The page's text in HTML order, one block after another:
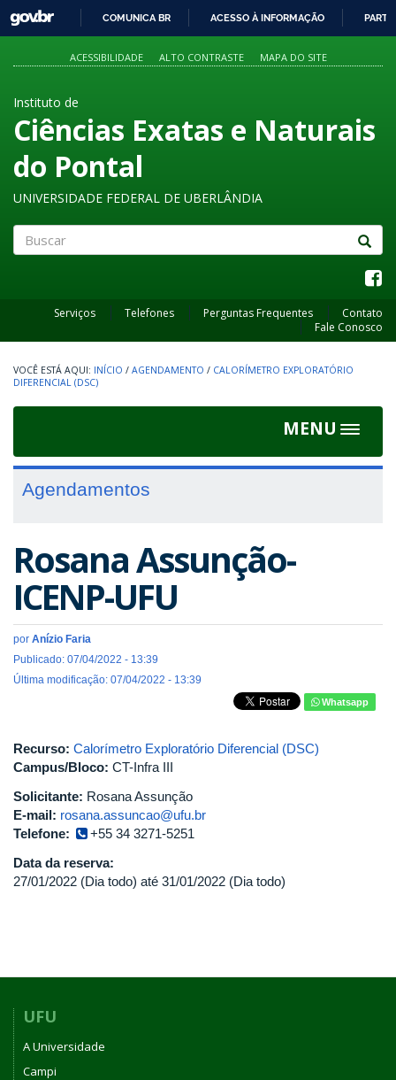
PARA
O
GOVBR
COMUNICA BR ACESSO À INFORMAÇÃO
ACESSIBILIDADE ALTO CONTRASTE MAPA DO SITE
Instituto de
Ciências Exatas e Naturais
do Pontal
UNIVERSIDADE FEDERAL DE UBERLÂNDIA
Serviços Telefones Perguntas Frequentes
Contato
Fale Conosco
INÍCIO / AGENDAMENTO / CALORÍMETRO EXPLORATÓRIO
DIFERENCIAL (DSC)
MENU
Toggle
Agendamentos
Rosana Assunção-
ICENP-UFU
por Anízio Faria
Publicado: 07/04/2022 - 13:39
Última modificação: 07/04/2022 - 13:39
Whatsapp
Recurso: Calorímetro Exploratório Diferencial (DSC)
Campus/Bloco: CT-Infra III
Solicitante: Rosana Assunção
E-mail: rosana.assuncao@ufu.br
Telefone:
+55 34 3271-5251
Data da reserva:
27/01/2022 (Dia todo) até 31/01/2022 (Dia todo)
UFU
A Universidade
Campi